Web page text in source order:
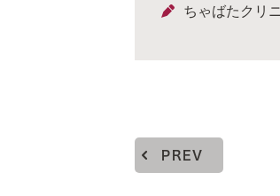
ちゃばたクリ
PREV